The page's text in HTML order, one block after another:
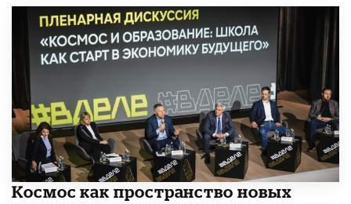
Космос как пространство новых